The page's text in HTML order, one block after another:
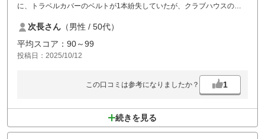
に、トラベルカバーのベルトが1本紛失していたが、クラブハウスのア
先を書いてくれと小さいメモ帳を持ってきたので、お断りした、その後
フロントに行くが，アルバイトらしく同じ対応，その際に別の人が話し
ている間を素通りした。現在も何も連絡がない。
コースも良く名門だと思っていたが、残念です。
次長さん （男性 / 50代）
平均スコア：90～99
投稿日：2025/10/12
この口コミは参考になりましたか？ 1
続きを見る